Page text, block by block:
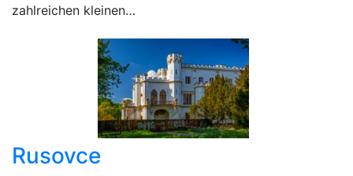
zahlreichen kleinen…
Rusovce